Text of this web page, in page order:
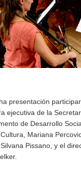
presentación
ejecutiva de la
de Desarrollo
Mariana
Pissano, y el